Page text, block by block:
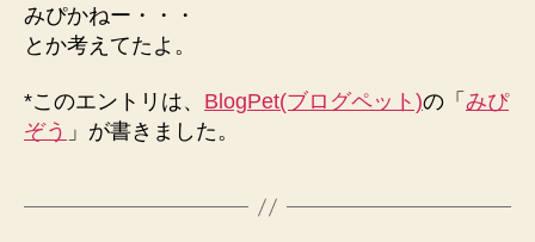
みぴかねー・・・
とか考えてたよ。
*このエントリは、 BlogPet(ブログペット)の「 みぴ
ぞう 」が書きました。